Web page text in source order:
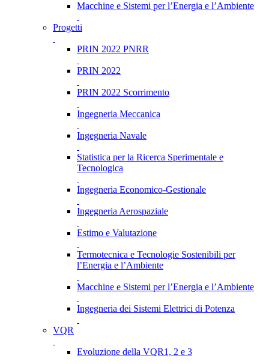
Macchine e Sistemi per l’Energia e l’Ambiente
Progetti
PRIN 2022 PNRR
PRIN 2022
PRIN 2022 Scorrimento
Ingegneria Meccanica
Ingegneria Navale
Statistica per la Ricerca Sperimentale e
Tecnologica
Ingegneria Economico-Gestionale
Ingegneria Aerospaziale
Estimo e Valutazione
Termotecnica e Tecnologie Sostenibili per
l’Energia e l’Ambiente
Macchine e Sistemi per l’Energia e l’Ambiente
Ingegneria dei Sistemi Elettrici di Potenza
VQR
Evoluzione della VQR1, 2 e 3